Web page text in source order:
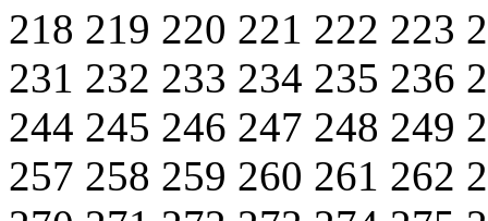
218 219 220 221 222 223
231 232 233 234 235 236
244 245 246 247 248 249
257 258 259 260 261 262